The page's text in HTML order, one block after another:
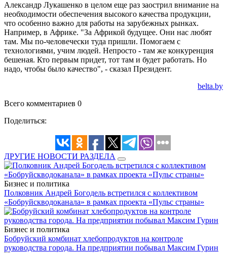
Александр Лукашенко в целом еще раз заострил внимание на
необходимости обеспечения высокого качества продукции,
что особенно важно для работы на зарубежных рынках.
Например, в Африке. "За Африкой будущее. Они нас любят
там. Мы по-человечески туда пришли. Помогаем с
технологиями, учим людей. Непросто - там же конкуренция
бешеная. Кто первым придет, тот там и будет работать. Но
надо, чтобы было качество", - сказал Президент.
belta.by
Всего комментариев 0
Поделиться:
ДРУГИЕ НОВОСТИ РАЗДЕЛА
Бизнес и политика
Полковник Андрей Богодель встретился с коллективом
«Бобруйскводоканала» в рамках проекта «Пульс страны»
Бизнес и политика
Бобруйский комбинат хлебопродуктов на контроле
руководства города. На предприятии побывал Максим Гурин